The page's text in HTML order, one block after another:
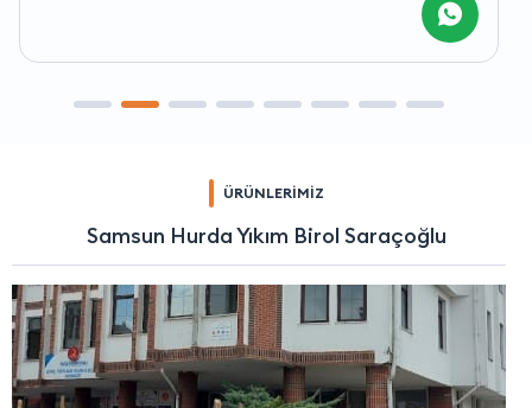
ÜRÜNLERİMİZ
Samsun Hurda Yıkım Birol Saraçoğlu